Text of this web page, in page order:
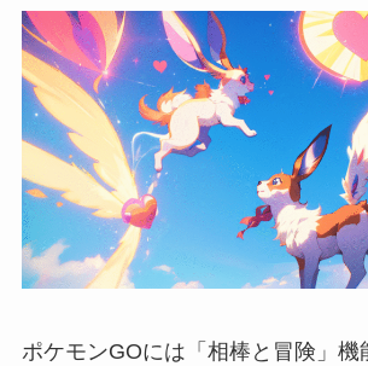
ポケモンGOには「相棒と冒険」機